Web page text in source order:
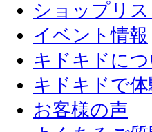
ショップリス
イベント情報
キドキドにつ
キドキドで
お客様の声